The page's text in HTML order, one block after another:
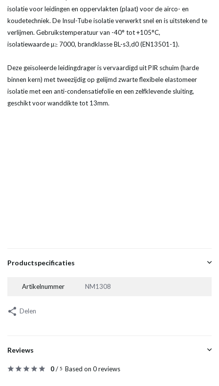
isolatie voor leidingen en oppervlakten (plaat) voor de airco- en
koudetechniek. De Insul-Tube isolatie verwerkt snel en is uitstekend te
verlijmen. Gebruikstemperatuur van -40° tot +105°C,
isolatiewaarde µ≥ 7000, brandklasse BL-s3,d0 (EN13501-1).
Deze geïsoleerde leidingdrager is vervaardigd uit PIR schuim (harde
binnen kern) met tweezijdig op gelijmd zwarte flexibele elastomeer
isolatie met een anti-condensatiefolie en een zelfklevende sluiting,
geschikt voor wanddikte tot 13mm.
Productspecificaties
Artikelnummer NM1308
Delen
Reviews
0/ 5 Based on 0 reviews